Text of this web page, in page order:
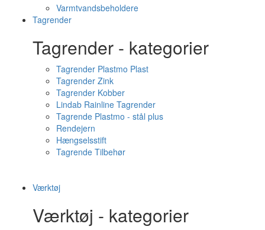
Varmtvandsbeholdere
Tagrender
Tagrender - kategorier
Tagrender Plastmo Plast
Tagrender Zink
Tagrender Kobber
Lindab Rainline Tagrender
Tagrende Plastmo - stål plus
Rendejern
Hængselsstift
Tagrende Tilbehør
Værktøj
Værktøj - kategorier